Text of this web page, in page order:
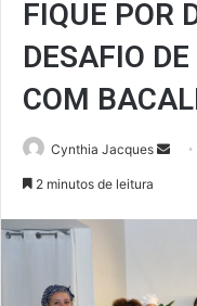
FIQUE POR
DESAFIO
COM
Cynthia Jacques
2 minutos de leitura